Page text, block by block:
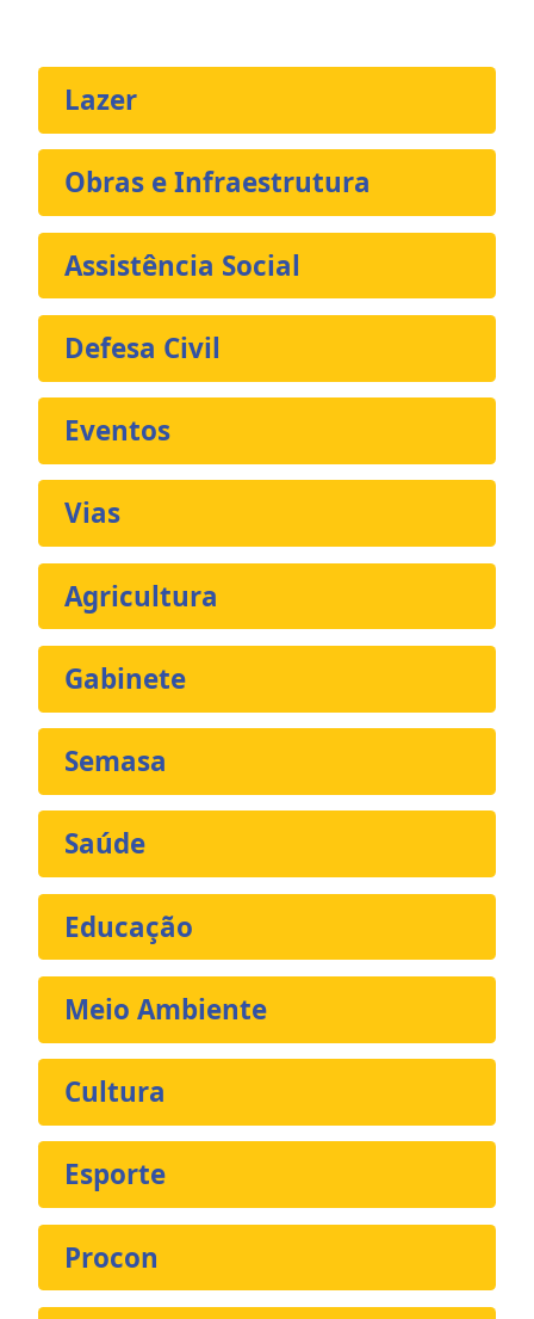
Lazer
Obras e Infraestrutura
Assistência Social
Defesa Civil
Eventos
Vias
Agricultura
Gabinete
Semasa
Saúde
Educação
Meio Ambiente
Cultura
Esporte
Procon